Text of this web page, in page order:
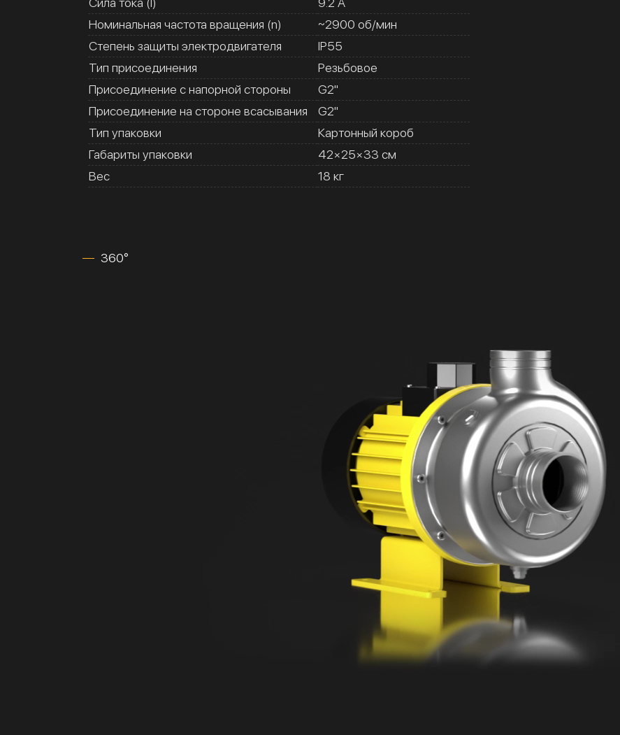
Номинальная частота вращения (n)
~2900 об/мин
Степень защиты электродвигателя
IP55
Тип присоединения
Резьбовое
Присоединение с напорной стороны
G2''
Присоединение на стороне всасывания
G2''
Тип упаковки
Картонный короб
Габариты упаковки
42×25×33 см
Вес
18 кг
360°